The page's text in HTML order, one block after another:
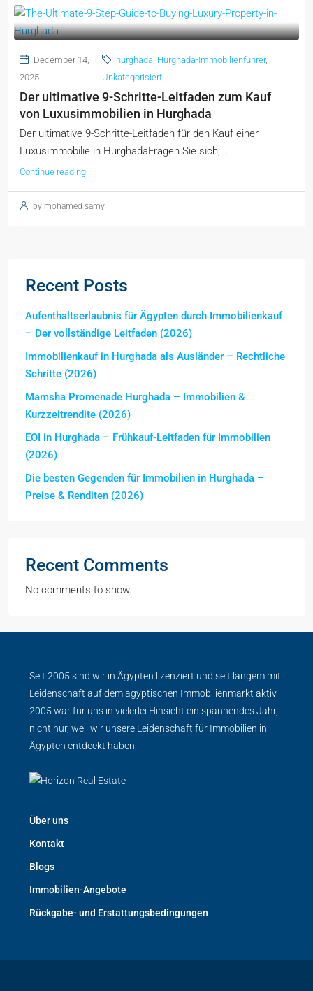
December 14,
2025
hurghada, Hurghada-Immobilienführer,
Unkategorisiert
Der ultimative 9-Schritte-Leitfaden zum Kauf
von Luxusimmobilien in Hurghada
Der ultimative 9-Schritte-Leitfaden für den Kauf einer
Luxusimmobilie in HurghadaFragen Sie sich,...
Continue reading
by mohamed samy
Recent Posts
Aufenthaltserlaubnis für Ägypten durch Immobilienkauf
– Der vollständige Leitfaden (2026)
Immobilienkauf in Hurghada als Ausländer – Rechtliche
Schritte (2026)
Mamsha Promenade Hurghada – Immobilien &
Kurzzeitrendite (2026)
EOI in Hurghada – Frühkauf-Leitfaden für Immobilien
(2026)
Die besten Gegenden für Immobilien in Hurghada –
Preise & Renditen (2026)
Recent Comments
No comments to show.
Seit 2005 sind wir in Ägypten lizenziert und seit langem mit
Leidenschaft auf dem ägyptischen Immobilienmarkt aktiv.
2005 war für uns in vielerlei Hinsicht ein spannendes Jahr,
nicht nur, weil wir unsere Leidenschaft für Immobilien in
Ägypten entdeckt haben.
Über uns
Kontakt
Blogs
Immobilien-Angebote
Rückgabe- und Erstattungsbedingungen